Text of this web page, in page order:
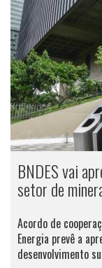
BNDES vai
setor de
Acordo de
Energia prevê a
desenvolvimento